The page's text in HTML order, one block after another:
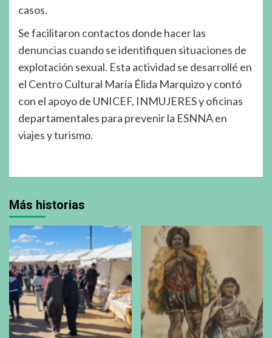
casos.
Se facilitaron contactos donde hacer las
denuncias cuando se identifiquen situaciones de
explotación sexual. Esta actividad se desarrollé en
el Centro Cultural María Élida Marquizo y contó
con el apoyo de UNICEF, INMUJERES y oficinas
departamentales para prevenir la ESNNA en
viajes y turismo.
Más historias